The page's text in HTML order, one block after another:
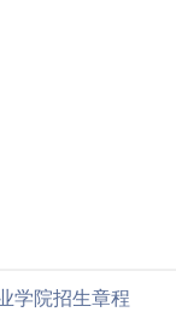
学院招生章程